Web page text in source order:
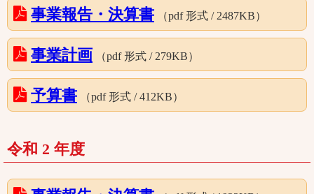
事業報告・決算書 （pdf 形式 / 2487KB）
事業計画 （pdf 形式 / 279KB）
予算書 （pdf 形式 / 412KB）
令和 2 年度